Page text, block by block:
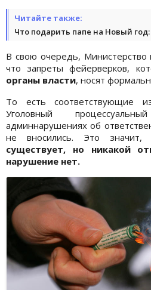
Читайте также:
Что подарить папе на Новый
В свою очередь, Министерство
что запреты фейерверков,
органы власти, носят
То есть соответствующие
Уголовный
админнарушениях об
не вносились. Это
существует, но никакой
нарушение нет.